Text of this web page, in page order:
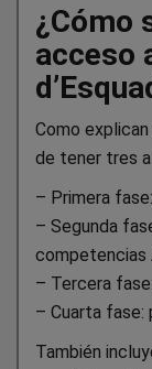
¿Cómo
acceso
Como
de tener tres a
– Primera
– Segunda
competencias
– Tercera
– Cuarta fase:
También